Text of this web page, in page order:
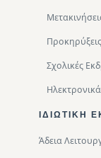
Προκηρύξεις
Σχολικές
ΙΔΙΩΤΙΚΉ
Άδεια